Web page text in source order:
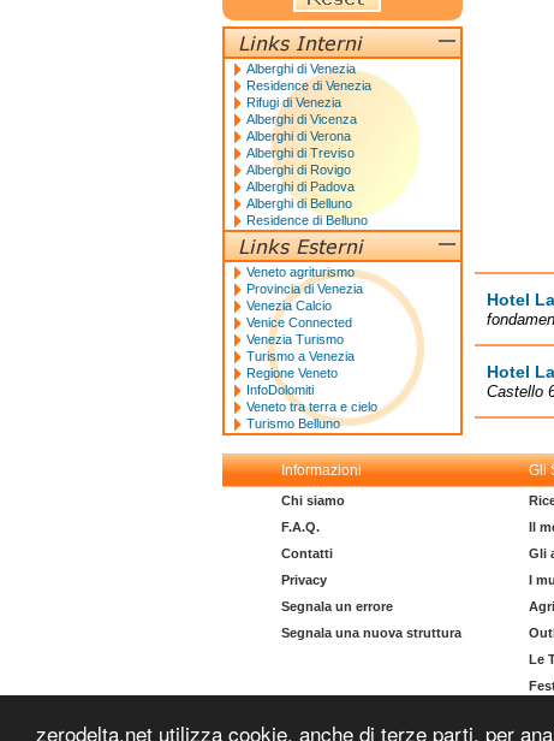
zerodelta.net utilizza cookie, anche di terze parti, per
Hotel
Hotel
Castello
Alberghi di Venezia
Residence di Venezia
Rifugi di Venezia
Alberghi di Vicenza
Alberghi di Verona
Alberghi di Treviso
Alberghi di Rovigo
Alberghi di Padova
Alberghi di Belluno
Residence di Belluno
Veneto agriturismo
Provincia di Venezia
Venezia Calcio
Venice Connected
Venezia Turismo
Turismo a Venezia
Regione Veneto
InfoDolomiti
Veneto tra terra e cielo
Turismo Belluno
Informazioni Gli
Chi siamo
F.A.Q.
Contatti
Privacy
Segnala un errore
Segnala una nuova struttura
Il
Gli
I
Le